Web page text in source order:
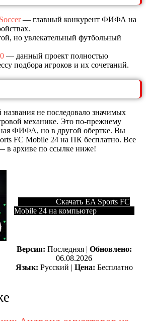
— главный конкурент ФИФА на
но увлекательный футбольный
— данный проект полностью
подбора игроков и их сочетаний.
не последовало значимых
механике. Это по-прежнему
ФИФА, но в другой обертке. Вы
FC Mobile 24 на ПК бесплатно. Все
в архиве по ссылке ниже!
Скачать EA Sports FC
Mobile 24 на компьютер
Версия: Последняя | Обновлено:
06.08.2026
Язык: Русский | Цена: Бесплатно